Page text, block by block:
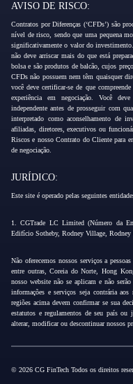
AVISO DE RISCO:
Contratos por Diferenças (‘CFDs’) são
nível de risco, sendo que uma pequena
significativamente o valor do
não deve arriscar mais do que está
bolsa e são produtos de balcão, cujos
CFDs não possuem nem têm quaisquer
você deve certificar-se de que
experiência em negociação. Você
independente antes de prosseguir com
interpretado como aconselhamento de
afiliadas, diretores, executivos ou
Riscos e nosso Contrato do Cliente para
de negociação.
JURÍDICO:
Este site é operado pelas seguintes
1. CGTrade LC Limited (Número da
Edifício Sotheby, Rodney Village, Rodney
Não oferecemos nossos serviços a
entre outras, Coreia do Norte, Hong
nosso website não se aplicam e não
informações e serviços seja contrária
regiões acima devem confirmar se sua
estatutos e regulamentos de seu país
alterar, modificar ou descontinuar nossos
© 2026 CG FinTech Todos os direitos